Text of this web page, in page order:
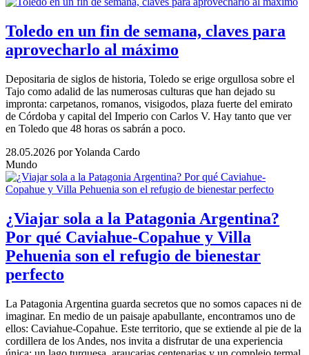
Toledo en un fin de semana, claves para
aprovecharlo al máximo
Depositaria de siglos de historia, Toledo se erige orgullosa sobre el
Tajo como adalid de las numerosas culturas que han dejado su
impronta: carpetanos, romanos, visigodos, plaza fuerte del emirato
de Córdoba y capital del Imperio con Carlos V. Hay tanto que ver
en Toledo que 48 horas os sabrán a poco.
28.05.2026 por Yolanda Cardo
Mundo
¿Viajar sola a la Patagonia Argentina?
Por qué Caviahue-Copahue y Villa
Pehuenia son el refugio de bienestar
perfecto
La Patagonia Argentina guarda secretos que no somos capaces ni de
imaginar. En medio de un paisaje apabullante, encontramos uno de
ellos: Caviahue-Copahue. Este territorio, que se extiende al pie de la
cordillera de los Andes, nos invita a disfrutar de una experiencia